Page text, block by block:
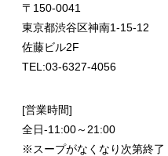
〒 150-0041
東京都渋谷区神南1-15-12
佐藤ビル2F
TEL:03-6327-4056
[営業時間]
全日-11:00～21:00
※スープがなくなり次第終了